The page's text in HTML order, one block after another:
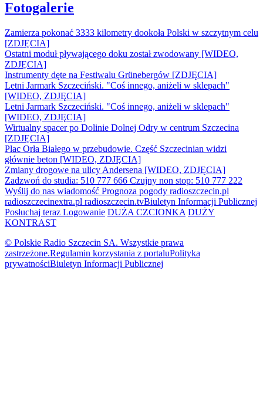
Fotogalerie
Zamierza pokonać 3333 kilometry dookoła Polski w szczytnym celu
[ZDJĘCIA]
Ostatni moduł pływającego doku został zwodowany [WIDEO,
ZDJĘCIA]
Instrumenty dęte na Festiwalu Grünebergów [ZDJĘCIA]
Letni Jarmark Szczeciński. "Coś innego, aniżeli w sklepach"
[WIDEO, ZDJĘCIA]
Letni Jarmark Szczeciński. "Coś innego, aniżeli w sklepach"
[WIDEO, ZDJĘCIA]
Wirtualny spacer po Dolinie Dolnej Odry w centrum Szczecina
[ZDJĘCIA]
Plac Orła Białego w przebudowie. Część Szczecinian widzi
głównie beton [WIDEO, ZDJĘCIA]
Zmiany drogowe na ulicy Andersena [WIDEO, ZDJĘCIA]
Zadzwoń do studia: 510 777 666 Czujny non stop: 510 777 222
Wyślij do nas wiadomość Prognoza pogody radioszczecin.pl
radioszczecinextra.pl radioszczecin.tvBiuletyn Informacji Publicznej
Posłuchaj teraz Logowanie DUŻA CZCIONKA DUŻY
KONTRAST
© Polskie Radio Szczecin SA. Wszystkie prawa
zastrzeżone.Regulamin korzystania z portaluPolityka
prywatnościBiuletyn Informacji Publicznej